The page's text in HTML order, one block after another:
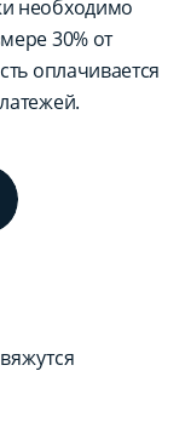
необходимо
30% от
оплачивается